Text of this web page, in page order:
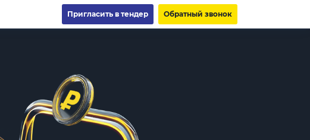
Пригласить в тендер Обратный звонок